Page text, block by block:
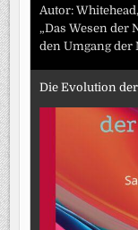
Autor:
„Das Wesen der
den Umgang der
Die Evolution